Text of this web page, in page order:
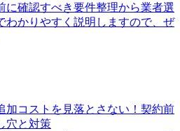
に確認すべき要件整理から業者選
わかりやすく説明しますので、ぜ
加コストを見落とさない！契約前
穴と対策